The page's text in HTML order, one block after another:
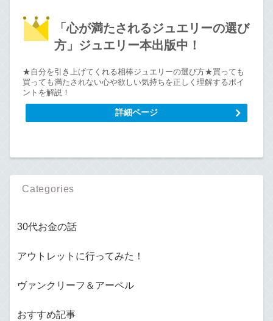
「心が満たされるジュエリーの選び
方」ジュエリー本出版中！
★自分を引き上げてくれる相棒ジュエリーの選び方★買っても
買っても満たされない心や欲しい気持ちを正しく理解するポイ
ントを解説！
詳細ページ
Categories
30代お金の話
アウトレットに行ってみた！
ヴァンクリーフ＆アーペル
おすすめ記事